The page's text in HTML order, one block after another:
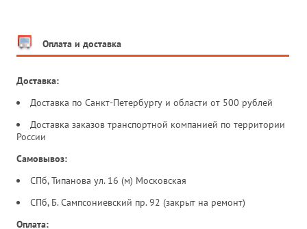
Оплата и доставка
Доставка:
Доставка по Санкт-Петербургу и области от 500 рублей
Доставка заказов транспортной компанией по территории
России
Самовывоз:
СПб, Типанова ул. 16 (м) Московская
СПб, Б. Сампсониевский пр. 92 (закрыт на ремонт)
Оплата: